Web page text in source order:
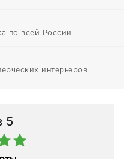
по всей России
интерьеров
5